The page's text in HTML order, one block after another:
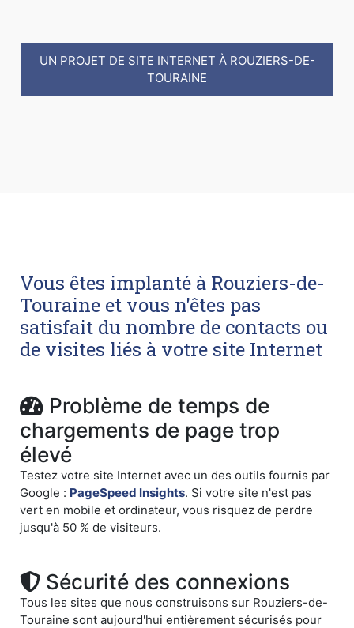
UN PROJET DE SITE INTERNET À ROUZIERS-DE-
TOURAINE
Vous êtes implanté à Rouziers-de-
Touraine et vous n'êtes pas
satisfait du nombre de contacts ou
de visites liés à votre site Internet
Problème de temps de
chargements de page trop
élevé
Testez votre site Internet avec un des outils fournis par
Google : PageSpeed Insights. Si votre site n'est pas
vert en mobile et ordinateur, vous risquez de perdre
jusqu'à 50 % de visiteurs.
Sécurité des connexions
Tous les sites que nous construisons sur Rouziers-de-
Touraine sont aujourd'hui entièrement sécurisés pour